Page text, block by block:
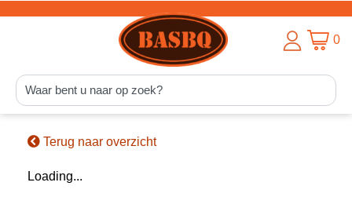
0
Terug naar overzicht
Loading...